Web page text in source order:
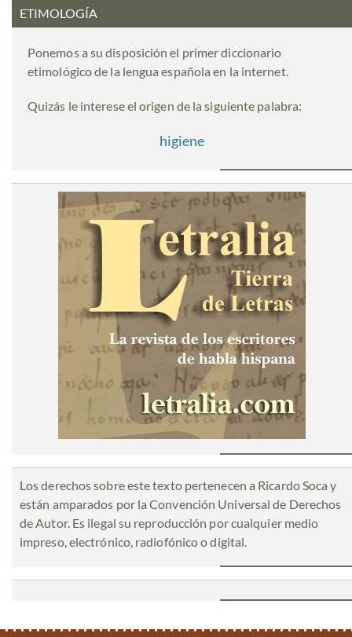
ETIMOLOGÍA
Ponemos a su disposición el primer diccionario
etimológico de la lengua española en la internet.
Quizás le interese el origen de la siguiente palabra:
higiene
Los derechos sobre este texto pertenecen a Ricardo Soca y
están amparados por la Convención Universal de Derechos
de Autor. Es ilegal su reproducción por cualquier medio
impreso, electrónico, radiofónico o digital.